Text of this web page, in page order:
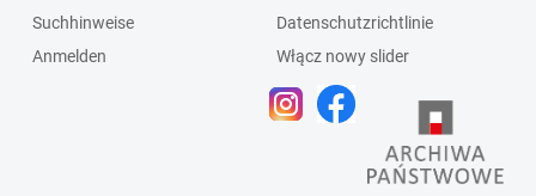
Suchhinweise
Anmelden
Datenschutzrichtlinie
Włącz nowy slider